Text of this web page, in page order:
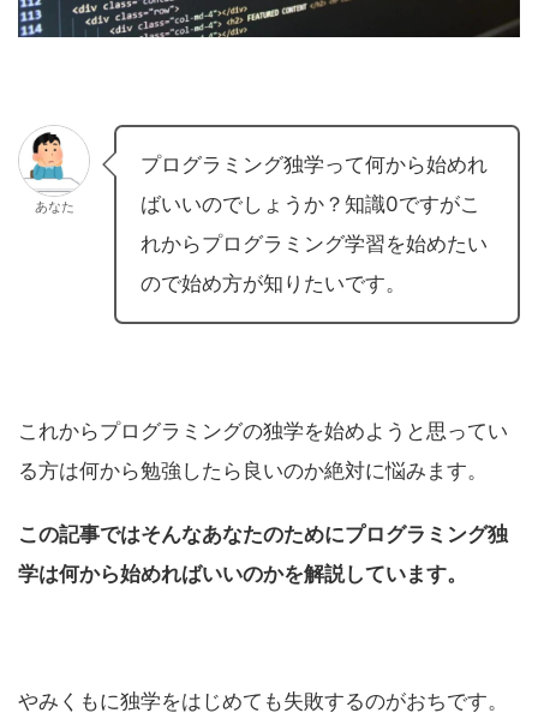
あなた
プログラミング独学って何から始めれ
ばいいのでしょうか？知識0ですがこ
れからプログラミング学習を始めたい
ので始め方が知りたいです。
これからプログラミングの独学を始めようと思ってい
る方は何から勉強したら良いのか絶対に悩みます。
この記事ではそんなあなたのためにプログラミング独
学は何から始めればいいのかを解説しています。
やみくもに独学をはじめても失敗するのがおちです。